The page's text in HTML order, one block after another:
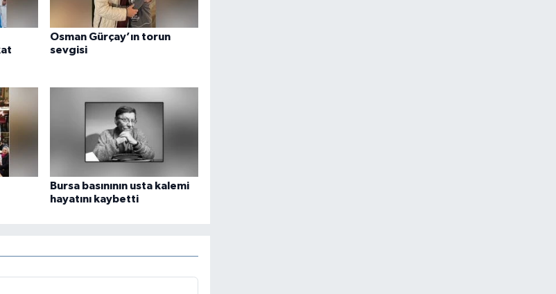
Osman Gürçay’ın torun
sevgisi
Bursa basınının usta kalemi
hayatını kaybetti